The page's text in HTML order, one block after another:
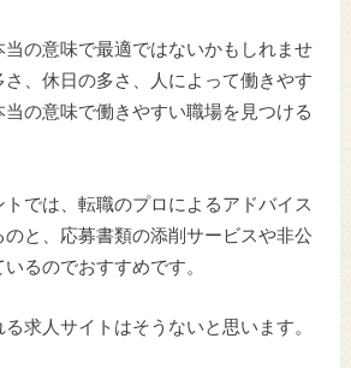
の意味で最適ではないかもしれませ
、休日の多さ、人によって働きやす
当の意味で働きやすい職場を見つける
では、転職のプロによるアドバイス
と、応募書類の添削サービスや非公
るのでおすすめです。
求人サイトはそうないと思います。